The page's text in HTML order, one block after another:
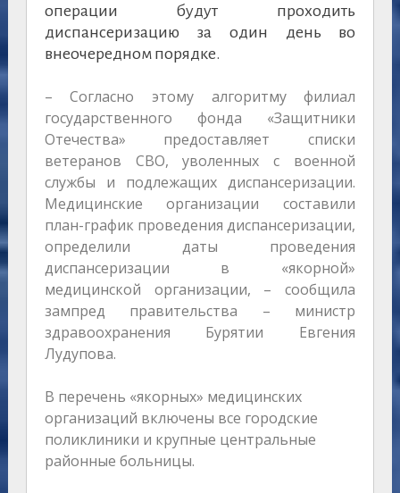
операции будут проходить
диспансеризацию за один день во
внеочередном порядке.
– Согласно этому алгоритму филиал
государственного фонда «Защитники
Отечества» предоставляет списки
ветеранов СВО, уволенных с военной
службы и подлежащих диспансеризации.
Медицинские организации составили
план-график проведения диспансеризации,
определили даты проведения
диспансеризации в «якорной»
медицинской организации, – сообщила
зампред правительства – министр
здравоохранения Бурятии Евгения
Лудупова.
В перечень «якорных» медицинских
организаций включены все городские
поликлиники и крупные центральные
районные больницы.